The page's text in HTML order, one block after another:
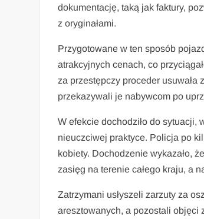
dokumentację, taką jak faktury,
z oryginałami.
Przygotowane w ten sposób
atrakcyjnych cenach, co
za przestępczy proceder usuwała
przekazywali je nabywcom po
W efekcie dochodziło do sytuacji,
nieuczciwej praktyce. Policja po
kobiety. Dochodzenie wykazało,
zasięg na terenie całego kraju, a
Zatrzymani usłyszeli zarzuty za
aresztowanych, a pozostali objęci